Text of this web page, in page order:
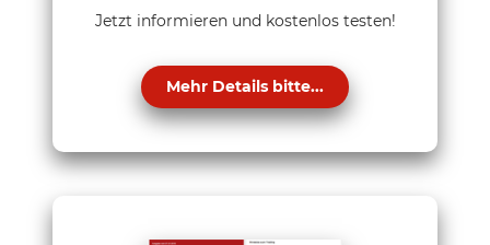
Jetzt informieren und kostenlos testen!
Mehr Details bitte...